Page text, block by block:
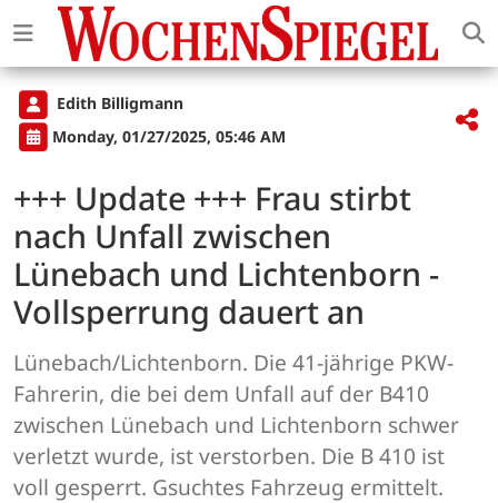
Edith Billigmann
Monday, 01/27/2025, 05:46 AM
+++ Update +++ Frau stirbt
nach Unfall zwischen
Lünebach und Lichtenborn -
Vollsperrung dauert an
Lünebach/Lichtenborn. Die 41-jährige PKW-
Fahrerin, die bei dem Unfall auf der B410
zwischen Lünebach und Lichtenborn schwer
verletzt wurde, ist verstorben. Die B 410 ist
voll gesperrt. Gsuchtes Fahrzeug ermittelt.